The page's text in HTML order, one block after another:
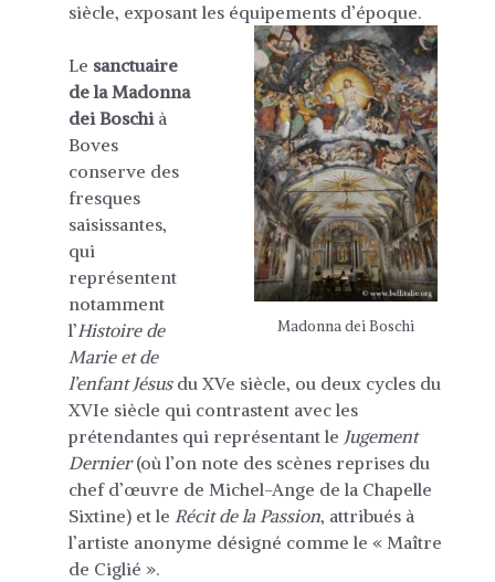
siècle, exposant les équipements d’époque.
Madonna dei Boschi
Le sanctuaire
de la Madonna
dei Boschià
Boves
conserve des
fresques
saisissantes,
qui
représentent
notamment
l’Histoire de
Marie et de
l’enfant Jésusdu XVe siècle, ou deux cycles du
XVIe siècle qui contrastent avec les
prétendantes qui représentant le Jugement
Dernier(où l’on note des scènes reprises du
chef d’œuvre de Michel-Ange de la Chapelle
Sixtine) et le Récit de la Passion, attribués à
l’artiste anonyme désigné comme le « Maître
de Ciglié ».